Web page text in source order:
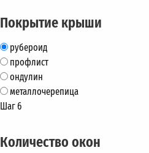
Покрытие крыши
рубероид
профлист
ондулин
металлочерепица
Шаг 6
Количество окон